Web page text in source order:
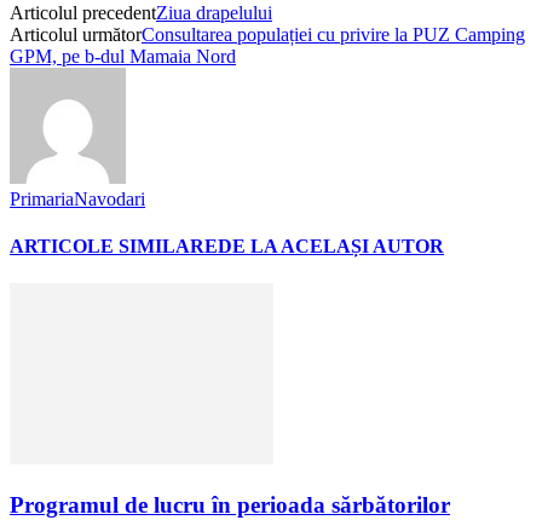
Articolul precedentZiua drapelului
Articolul următorConsultarea populației cu privire la PUZ Camping
GPM, pe b-dul Mamaia Nord
PrimariaNavodari
ARTICOLE SIMILAREDE LA ACELAȘI AUTOR
Programul de lucru în perioada sărbătorilor